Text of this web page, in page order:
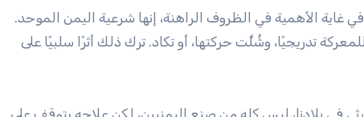
في غاية الأهمية في الظروف الراهنة، إنها شرعية اليمن الموحد.
تدريجيًا، وشُلَّت حركتها، أو تكاد. ترك ذلك أثرًا سلبيًا على